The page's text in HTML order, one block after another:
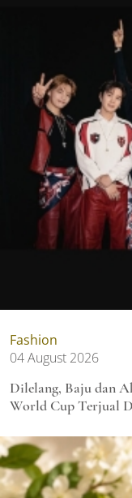
Fashion
04 August 2026
Dilelang, Baju dan
World Cup Terjual